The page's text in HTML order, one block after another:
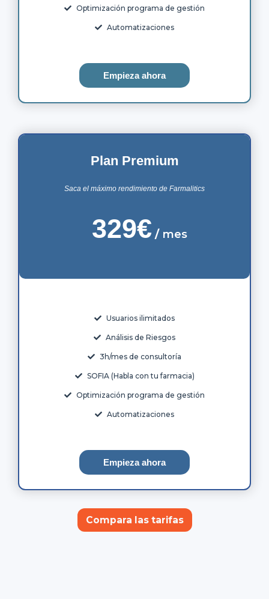
Optimización programa de gestión
Automatizaciones
Empieza ahora
Plan Premium
Saca el máximo rendimiento de Farmalitics
329€ / mes
Usuarios ilimitados
Análisis de Riesgos
3h/mes de consultoría
SOFIA (Habla con tu farmacia)
Optimización programa de gestión
Automatizaciones
Empieza ahora
Compara las tarifas